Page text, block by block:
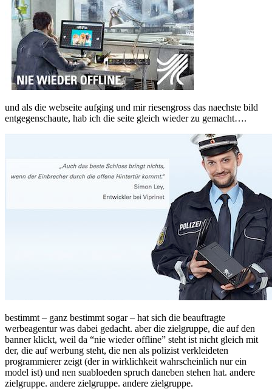
und als die webseite aufging und mir riesengross das naechste bild
entgegenschaute, hab ich die seite gleich wieder zu gemacht….
bestimmt – ganz bestimmt sogar – hat sich die beauftragte
werbeagentur was dabei gedacht. aber die zielgruppe, die auf den
banner klickt, weil da “nie wieder offline” steht ist nicht gleich mit
der, die auf werbung steht, die nen als polizist verkleideten
programmierer zeigt (der in wirklichkeit wahrscheinlich nur ein
model ist) und nen suabloeden spruch daneben stehen hat. andere
zielgruppe. andere zielgruppe. andere zielgruppe.